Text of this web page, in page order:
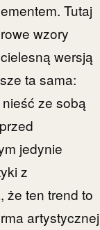
Tutaj
wzory
wersją
ta sama:
ze sobą
jedynie
z
że ten trend to
artystycznej